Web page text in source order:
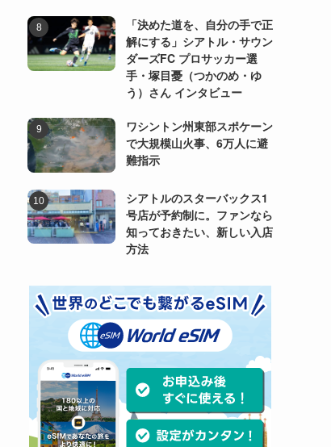
「決めた道を、自分の手で正
解にする」シアトル・サウン
ダーズFC プロサッカー選
手・塚目憂（つかのめ・ゆ
う）さん インタビュー
ワシントン州東部スポケーン
で大規模山火事、6万人に避
難指示
シアトルのスターバックス1
号店が予約制に。ファンなら
知っておきたい、新しい入店
方法